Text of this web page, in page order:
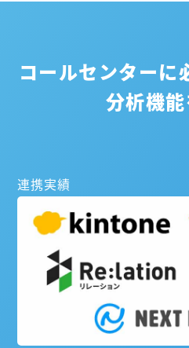
コールセンターに
分析機
連携実績